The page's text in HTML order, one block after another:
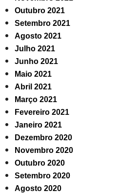
Outubro 2021
Setembro 2021
Agosto 2021
Julho 2021
Junho 2021
Maio 2021
Abril 2021
Março 2021
Fevereiro 2021
Janeiro 2021
Dezembro 2020
Novembro 2020
Outubro 2020
Setembro 2020
Agosto 2020